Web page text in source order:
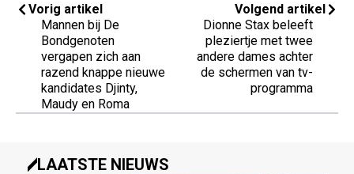
Vorig artikel
Mannen bij De
Bondgenoten
vergapen zich aan
razend knappe nieuwe
kandidates Djinty,
Maudy en Roma
Volgend artikel
Dionne Stax beleeft
pleziertje met twee
andere dames achter
de schermen van tv-
programma
LAATSTE NIEUWS